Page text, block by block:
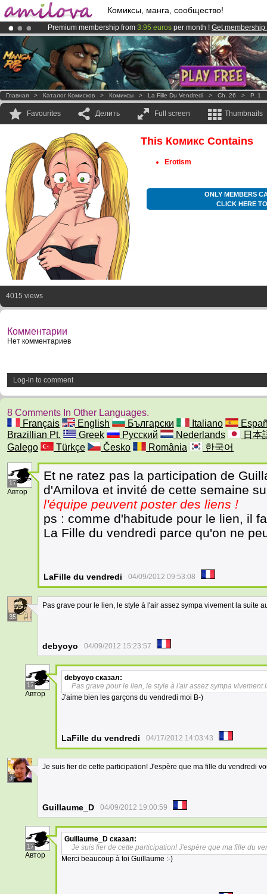
Комиксы, манга, сообщество!
Premium membership from 3.95 euros per month ! Get membership
Already 100000membersand 1000comics & mangas!.
AmilovaKickstarter is now LIVE!.
Главная > Каталог Комисков > Комиксы > La Fille Du Vendredi > Ch. 26 > P. 1
Favourites Делить Full screen Thumbnails
This Комикс Contains
Erotism
ONLY MEMBERS
CLICK HERE
4015 views
Комментарии
Нет комментариев
Log-in to comment
8 Comments In Other Languages.
Français
English Български Italiano
Brazillian Pt.
Greek Русский Nederlands
日本
Galego
Türkçe Česko România 한국어
17
Автор
Et ne ratez pas la participation de
d'Amilova et invité de cette semaine
l'équipe peuvent poster des liens !
ps : comme d'habitude pour le lien, il
La Fille du vendredi parce qu'on ne
LaFille du vendredi 04/09/2012 09:53:08
35
Pas grave pour le lien, le style à l'air assez sympa vivement la suite
debyoyo 04/09/2012 15:23:57
17
Автор
debyoyo сказал:
Pas grave pour le lien, le style à l'air assez sympa
J'aime bien les garçons du vendredi moi B-)
LaFille du vendredi 04/17/2012 14:03:43
3
Je suis fier de cette participation! J'espère que ma fille du vendredi
Guillaume_D 04/09/2012 19:00:59
17
Автор
Guillaume_D сказал:
Je suis fier de cette participation! J'espère que ma fille du
Merci beaucoup à toi Guillaume :-)